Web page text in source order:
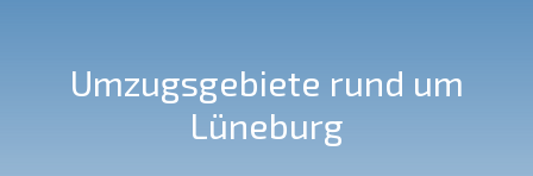
Umzugsgebiete rund um
Lüneburg